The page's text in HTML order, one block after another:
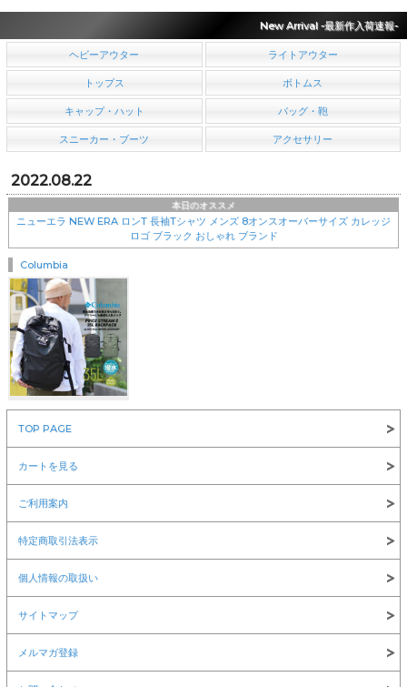
New Arrival -最新作入荷速報-
ヘビーアウター ライトアウター
トップス ボトムス
キャップ・ハット バッグ・鞄
スニーカー・ブーツ アクセサリー
2022.08.22
本日のオススメ
ニューエラ NEW ERA ロンT 長袖Tシャツ メンズ 8オンスオーバーサイズ カレッジ
ロゴ ブラック おしゃれ ブランド
Columbia
NEW ERA(ニューエラ)
TOP PAGE
カートを見る
ご利用案内
特定商取引法表示
個人情報の取扱い
サイトマップ
メルマガ登録